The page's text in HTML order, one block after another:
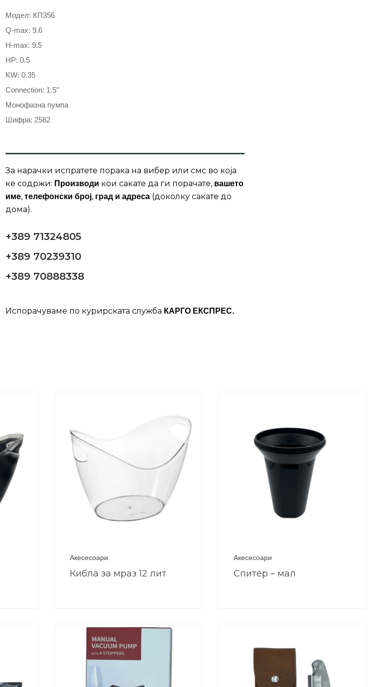
Модел: КП356
Q-max: 9.6
H-max: 9.5
HP: 0.5
KW: 0.35
Connection: 1.5″
Монофазна пумпа
Шифра: 2582
За нарачки испратете порака на вибер или смс во која
ке содржи: Производи кои сакате да ги порачате, вашето
име, телефонски број, град и адреса (доколку сакате до
дома).
+389 71324805
+389 70239310
+389 70888338
Испорачуваме по курирската служба КАРГО ЕКСПРЕС.
Акесесоари
Кибла за мраз 12 лит
Акесесоари
Спитер – мал